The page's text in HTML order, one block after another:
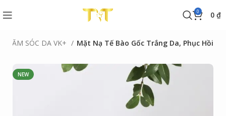
0 0 ₫
CHĂM SÓC DA VK+ Mặt Nạ Tế Bào Gốc Trắng Da, Phục Hồi
NEW